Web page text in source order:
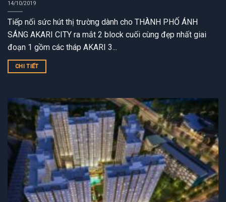
14/10/2019
Tiếp nối sức hút thị trường dành cho THÀNH PHỐ ÁNH
SÁNG AKARI CITY ra mắt 2 block cuối cùng đẹp nhất giai
đoạn 1 gồm các tháp AKARI 3...
CHI TIẾT